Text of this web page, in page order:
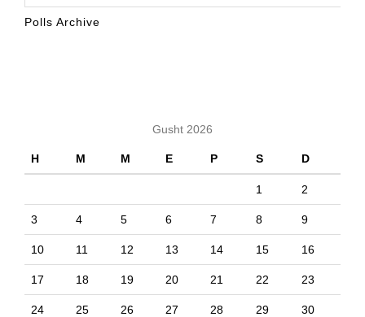
Polls Archive
Gusht 2026
H M M E P S D
1 2
3 4 5 6 7 8 9
10 11 12 13 14 15 16
17 18 19 20 21 22 23
24 25 26 27 28 29 30